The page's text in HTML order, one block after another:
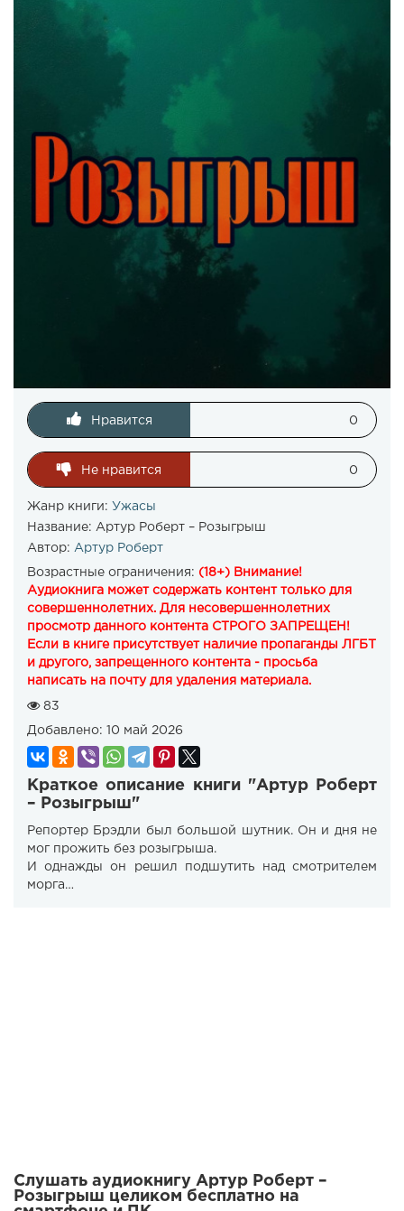
Нравится 0
Не нравится 0
Жанр книги: Ужасы
Название: Артур Роберт – Розыгрыш
Автор: Артур Роберт
Возрастные ограничения: (18+) Внимание!
Аудиокнига может содержать контент только для
совершеннолетних. Для несовершеннолетних
просмотр данного контента СТРОГО ЗАПРЕЩЕН!
Если в книге присутствует наличие пропаганды ЛГБТ
и другого, запрещенного контента - просьба
написать на почту для удаления материала.
83
Добавлено: 10 май 2026
Краткое описание книги "Артур Роберт
– Розыгрыш"
Репортер Брэдли был большой шутник. Он и дня не
мог прожить без розыгрыша.
И однажды он решил подшутить над смотрителем
морга…
Слушать аудиокнигу Артур Роберт –
Розыгрыш целиком бесплатно на